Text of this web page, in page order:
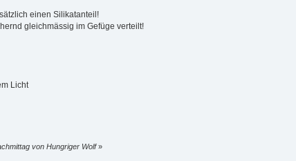
einen Silikatanteil!
gleichmässig im Gefüge verteilt!
Licht
von Hungriger Wolf»